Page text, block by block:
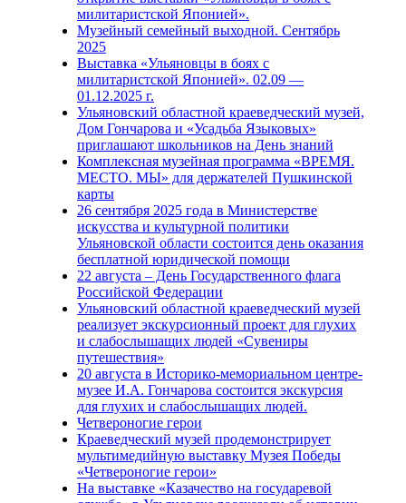
милитаристской Японией».
Музейный семейный выходной. Сентябрь
2025
Выставка «Ульяновцы в боях с
милитаристской Японией». 02.09 —
01.12.2025 г.
Ульяновский областной краеведческий музей,
Дом Гончарова и «Усадьба Языковых»
приглашают школьников на День знаний
Комплексная музейная программа «ВРЕМЯ.
МЕСТО. МЫ» для держателей Пушкинской
карты
26 сентября 2025 года в Министерстве
искусства и культурной политики
Ульяновской области состоится день оказания
бесплатной юридической помощи
22 августа – День Государственного флага
Российской Федерации
Ульяновский областной краеведческий музей
реализует экскурсионный проект для глухих
и слабослышащих людей «Сувениры
путешествия»
20 августа в Историко-мемориальном центре-
музее И.А. Гончарова состоится экскурсия
для глухих и слабослышащих людей.
Четвероногие герои
Краеведческий музей продемонстрирует
мультимедийную выставку Музея Победы
«Четвероногие герои»
На выставке «Казачество на государевой